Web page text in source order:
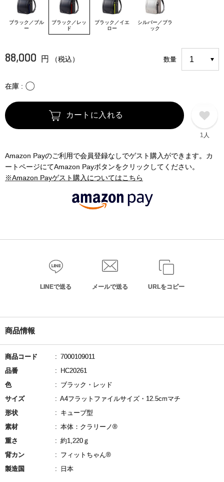
ブラック／ブル
ー
ブラック／レッ
ド
ブラック／イエ
ロー
シルバー／ブラ
ック
88,000 円 （税込） 数量
在庫 〇
カートに入れる
1人
Amazon Payのご利用で会員登録なしでゲスト購入ができます。カ
ートページにてAmazon Payボタンをクリックしてください。
※Amazon Payゲスト購入についてはこちら
LINEで送る メールで送る URLをコピー
商品情報
商品コード
7000109011
品番
HC20261
色
ブラック・レッド
サイズ
A4フラットファイルサイズ・12.5cmマチ
形状
キューブ型
素材
本体：クラリーノ®
重さ
約1,220ｇ
背カン
フィットちゃん®
製造国
日本